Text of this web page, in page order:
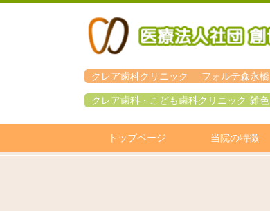
クレア歯科クリニック フォルテ森永橋
クレア歯科・こども歯科クリニック 雑色
トップページ 当院の特徴